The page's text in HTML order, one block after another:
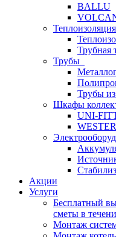
BALLU
Теплоизоляция
Трубная
Трубы
Трубы
Шкафы
UNI-
WESTER
Акции
Услуги
Бесплатный
сметы в
Монтаж